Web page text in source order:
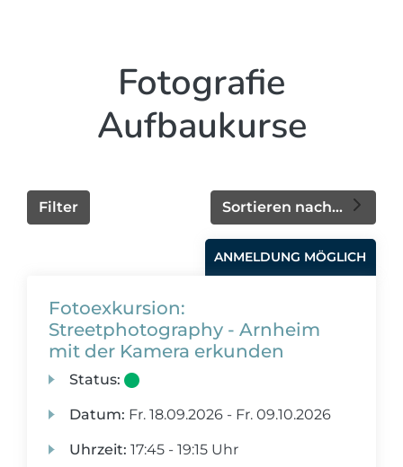
Fotografie
Aufbaukurse
Sortieren nach...
Filter
ANMELDUNG MÖGLICH
Fotoexkursion:
Streetphotography - Arnheim
mit der Kamera erkunden
Status:
Datum: Fr. 18.09.2026 - Fr. 09.10.2026
Uhrzeit: 17:45 - 19:15 Uhr